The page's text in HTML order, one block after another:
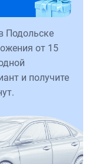
Подольске
от 15
и получите